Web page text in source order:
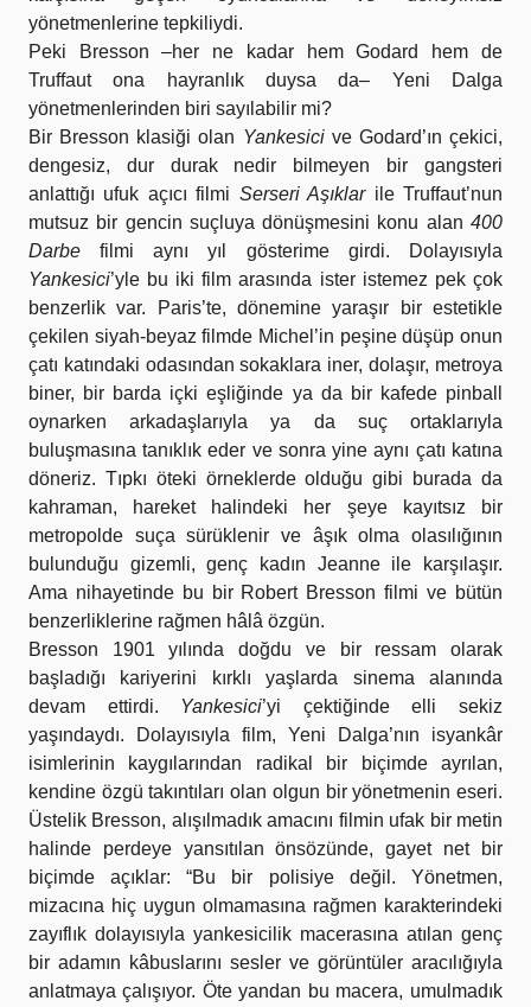
yönetmenlerine tepkiliydi.
Peki Bresson –her ne kadar hem Godard hem de
Truffaut ona hayranlık duysa da– Yeni Dalga
yönetmenlerinden biri sayılabilir mi?
Bir Bresson klasiği olan Yankesicive Godard’ın çekici,
dengesiz, dur durak nedir bilmeyen bir gangsteri
anlattığı ufuk açıcı filmi Serseri Aşıklar ile Truffaut’nun
mutsuz bir gencin suçluya dönüşmesini konu alan 400
Darbe filmi aynı yıl gösterime girdi. Dolayısıyla
Yankesici’yle bu iki film arasında ister istemez pek çok
benzerlik var. Paris’te, dönemine yaraşır bir estetikle
çekilen siyah-beyaz filmde Michel’in peşine düşüp onun
çatı katındaki odasından sokaklara iner, dolaşır, metroya
biner, bir barda içki eşliğinde ya da bir kafede pinball
oynarken arkadaşlarıyla ya da suç ortaklarıyla
buluşmasına tanıklık eder ve sonra yine aynı çatı katına
döneriz. Tıpkı öteki örneklerde olduğu gibi burada da
kahraman, hareket halindeki her şeye kayıtsız bir
metropolde suça sürüklenir ve âşık olma olasılığının
bulunduğu gizemli, genç kadın Jeanne ile karşılaşır.
Ama nihayetinde bu bir Robert Bresson filmi ve bütün
benzerliklerine rağmen hâlâ özgün.
Bresson 1901 yılında doğdu ve bir ressam olarak
başladığı kariyerini kırklı yaşlarda sinema alanında
devam ettirdi. Yankesici’yi çektiğinde elli sekiz
yaşındaydı. Dolayısıyla film, Yeni Dalga’nın isyankâr
isimlerinin kaygılarından radikal bir biçimde ayrılan,
kendine özgü takıntıları olan olgun bir yönetmenin eseri.
Üstelik Bresson, alışılmadık amacını filmin ufak bir metin
halinde perdeye yansıtılan önsözünde, gayet net bir
biçimde açıklar: “Bu bir polisiye değil. Yönetmen,
mizacına hiç uygun olmamasına rağmen karakterindeki
zayıflık dolayısıyla yankesicilik macerasına atılan genç
bir adamın kâbuslarını sesler ve görüntüler aracılığıyla
anlatmaya çalışıyor. Öte yandan bu macera, umulmadık